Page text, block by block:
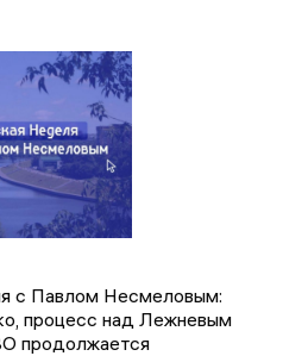
с Павлом Несмеловым:
процесс над Лежневым
продолжается